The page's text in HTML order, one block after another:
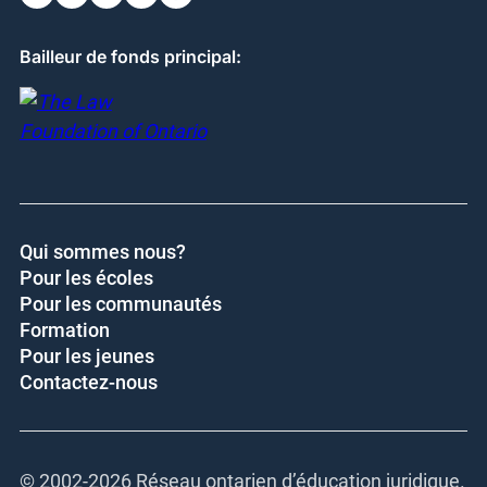
Bailleur de fonds principal:
Qui sommes nous?
Pour les écoles
Pour les communautés
Formation
Pour les jeunes
Contactez-nous
© 2002-2026 Réseau ontarien d’éducation juridique.